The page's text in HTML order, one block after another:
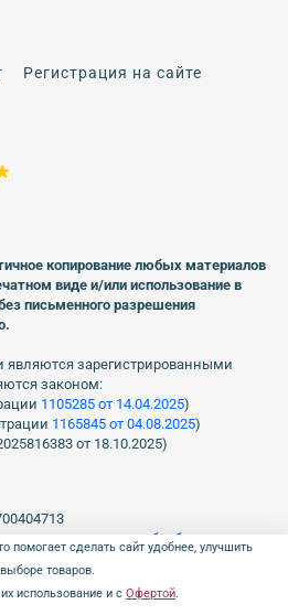
Регистрация на сайте
копирование любых материалов
виде и/или использование в
письменного разрешения
зарегистрированными
законом:
1105285 от 14.04.2025)
1165845 от 04.08.2025)
от 18.10.2025)
осуществляющих обработку
рег. № 77-23-150255, Приказ
помогает сделать сайт удобнее, улучшить
товаров.
использование и с Офертой.